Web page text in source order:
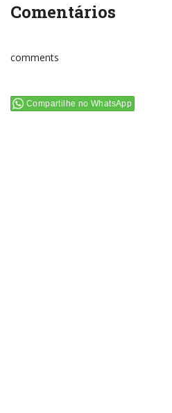
Comentários
comments
Compartilhe no WhatsApp